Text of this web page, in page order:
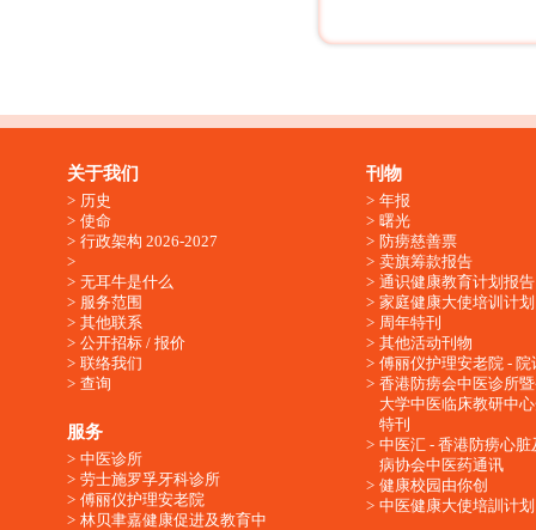
关于我们
历史
使命
行政架构 2026-2027
无耳牛是什么
服务范围
其他联系
公开招标 / 报价
联络我们
查询
服务
中医诊所
劳士施罗孚牙科诊所
傅丽仪护理安老院
林贝聿嘉健康促进及教育中
刊物
年报
曙光
防痨慈善票
卖旗筹款报告
通识健康教育计划报告
家庭健康大使培训计划
周年特刊
其他活动刊物
傅丽仪护理安老院 - 院
香港防痨会中医诊所
大学中医临床教研中
特刊
中医汇 - 香港防痨心脏
病协会中医药通讯
健康校园由你创
中医健康大使培訓计划